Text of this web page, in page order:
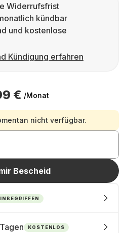
Widerrufsfrist
kündbar
und kostenlose
Kündigung erfahren
€ /Monat
nicht verfügbar.
Bescheid
INBEGRIFFEN
KOSTENLOS